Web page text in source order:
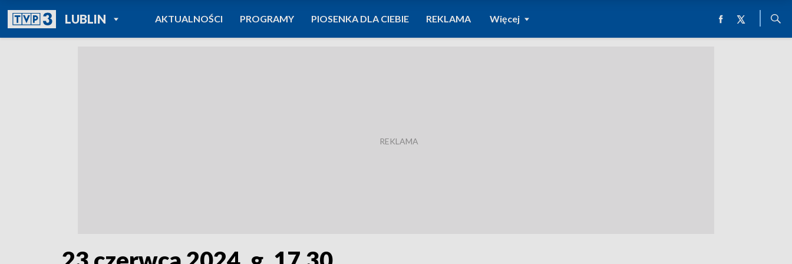
LUBLINPOWRÓT DO
TVP REGIONY
AKTUALNOŚCI PROGRAMY PIOSENKA DLA CIEBIE REKLAMA Więcej